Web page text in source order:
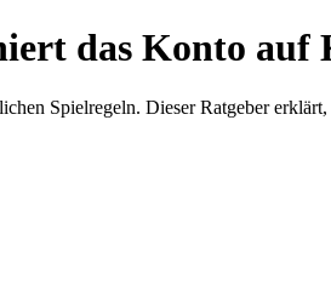
das Konto auf
Spielregeln. Dieser Ratgeber